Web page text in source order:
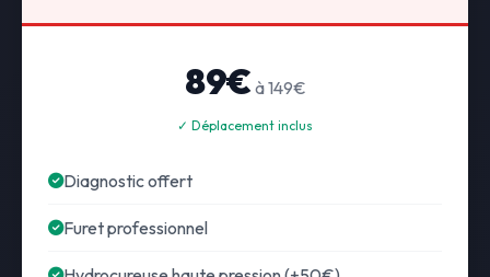
89€ à 149€
✓ Déplacement inclus
Diagnostic offert
Furet professionnel